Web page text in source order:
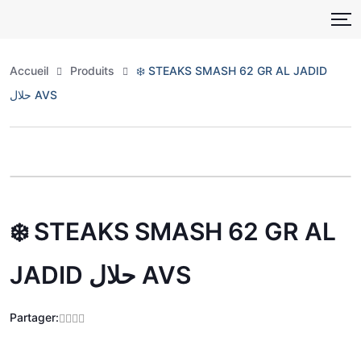
Accueil Produits
❄️ STEAKS SMASH 62 GR AL JADID
حلال AVS
❄️ STEAKS SMASH 62 GR AL
JADID حلال AVS
Partager: